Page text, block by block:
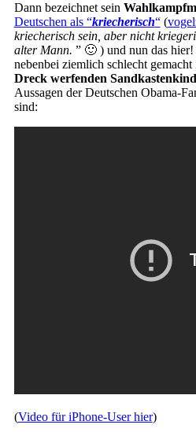
Dann bezeichnet sein
Deutschen als “kriecherisch“(
kriecherisch sein, aber nicht
alter Mann. ” 🙂 ) und nun das
nebenbei ziemlich schlecht
Dreck werfenden
Aussagen der Deutschen Obama-
sind:
(Video für iPhone-User hier)